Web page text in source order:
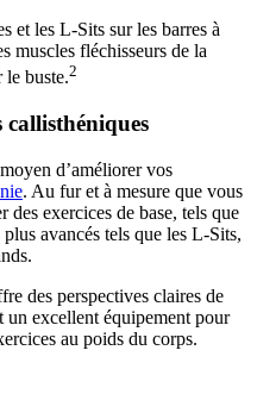
et les L-Sits sur les barres à
muscles fléchisseurs de la
le buste.2
d’améliorer vos
. Au fur et à mesure que vous
des exercices de base, tels que
avancés tels que les L-Sits,
des perspectives claires de
un excellent équipement pour
au poids du corps.